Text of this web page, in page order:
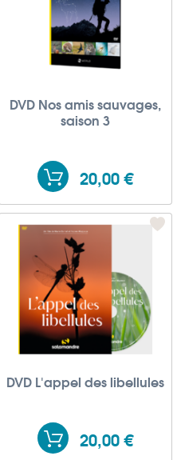
DVD Nos amis sauvages,
saison 3
20,00 €
DVD L'appel des libellules
20,00 €